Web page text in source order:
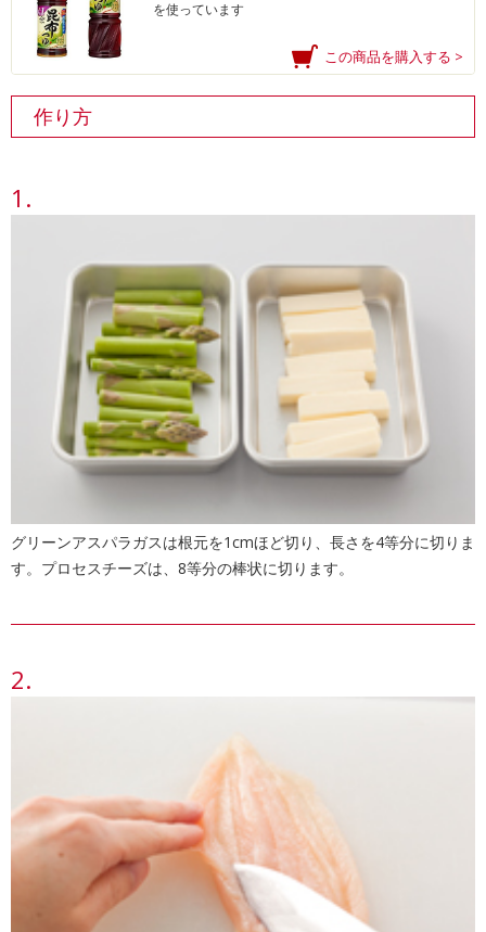
を使っています
この商品を購入する >
作り方
グリーンアスパラガスは根元を1cmほど切り、長さを4等分に切りま
す。プロセスチーズは、8等分の棒状に切ります。